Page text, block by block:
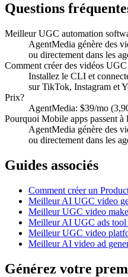
Questions
Meilleur UGC automation
AgentMedia génère des
ou directement dans les
Comment créer des vidéos
Installez le CLI et
sur TikTok, Instagram et
Prix?
AgentMedia: $39/mo
Pourquoi Mobile apps passent à
AgentMedia génère des
ou directement dans les
Guides associés
Comment créer un
Meilleur AI UGC video
Meilleur UGC video
Meilleur AI UGC ads tool
Meilleur UGC video
Meilleur AI video ad
Générez votre